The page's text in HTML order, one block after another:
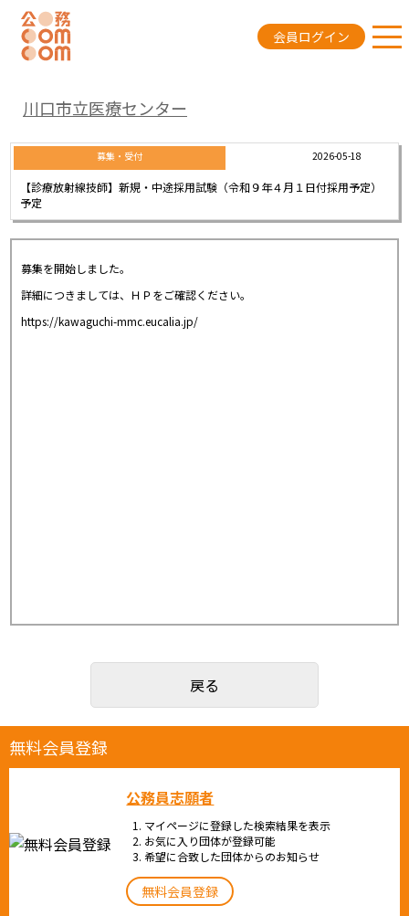
会員ログイン
川口市立医療センター
募集・受付
【診療放射線技師】新規・中途採用試験（令和９年４月１日付採用予定）
予定
2026-05-18
募集を開始しました。
詳細につきましては、ＨＰをご確認ください。
https://kawaguchi-mmc.eucalia.jp/
戻る
無料会員登録
公務員志願者
マイページに登録した検索結果を表示
お気に入り団体が登録可能
希望に合致した団体からのお知らせ
無料会員登録